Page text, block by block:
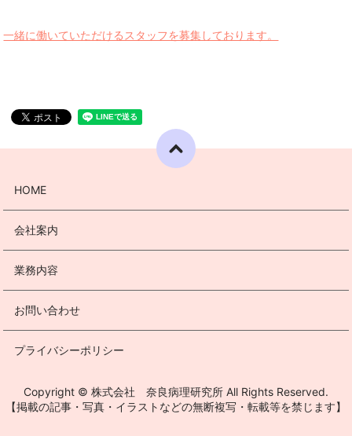
⼀緒に働いていただけるスタッフを募集しております。
HOME
会社案内
業務内容
お問い合わせ
プライバシーポリシー
Copyright © 株式会社 奈良病理研究所 All Rights Reserved.
【掲載の記事・写真・イラストなどの無断複写・転載等を禁じます】